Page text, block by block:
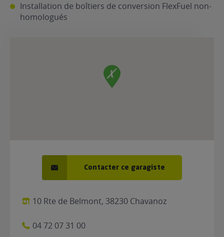
de mon
Installation de boîtiers de conversion FlexFuel non-
homologués
Contacter ce garagiste
10 Rte de Belmont, 38230 Chavanoz
04 72 07 31 00